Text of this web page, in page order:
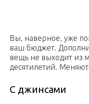
Вы, наверное, уже
ваш бюджет.
вещь не выходит из
десятилетий.
С джинсами